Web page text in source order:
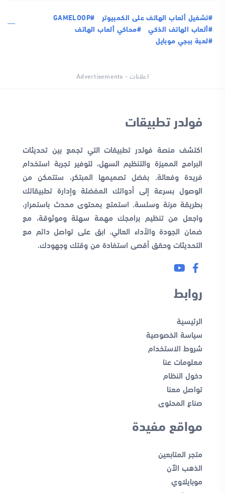
#تشغيل ألعاب الهاتف على الكمبيوتر
#GAMELOOP
#ألعاب الهاتف الذكي
#محاكي ألعاب الهاتف
#لعبة ببجي موبايل
اعلانات - Advertisements
فولدر تطبيقات
اكتشف منصة فولدر تطبيقات التي تجمع بين تحديثات
البرامج المميزة والتنظيم السهل، لتوفير تجربة استخدام
فريدة وفعالة. بفضل تصميمها المبتكر، ستتمكن من
الوصول بسرعة إلى أدواتك المفضلة وإدارة تطبيقاتك
بطريقة مرنة وسلسة. استمتع بمحتوى محدث باستمرار،
واجعل من تنظيم برامجك مهمة سهلة وموثوقة، مع
ضمان الجودة والأداء العالي. ابق على تواصل دائم مع
التحديثات وحقق أقصى استفادة من وقتك وجهودك.
روابط
الرئيسية
سياسة الخصوصية
شروط الاستخدام
معلومات عنا
دخول النظام
تواصل معنا
صناع المحتوى
مواقع مفيدة
متجر المتابعين
الذهب الآن
موبايلاوي